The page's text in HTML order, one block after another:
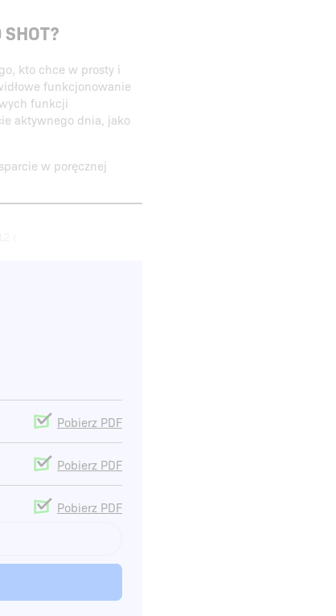
kto chce w prosty i
funkcjonowanie
funkcji
aktywnego dnia, jako
w poręcznej
Pobierz PDF
Pobierz PDF
Pobierz PDF